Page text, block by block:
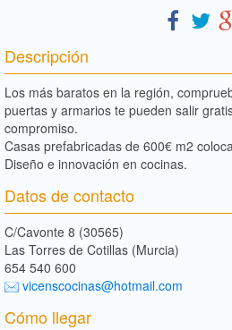
Descripción
Los más baratos en la región,
puertas y armarios te pueden salir
compromiso.
Casas prefabricadas de 600€ m2
Diseño e innovación en cocinas.
Datos de contacto
C/Cavonte 8 (30565)
Las Torres de Cotillas (Murcia)
654 540 600
vicenscocinas@hotmail.com
Cómo llegar